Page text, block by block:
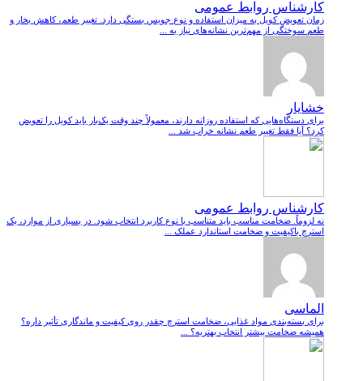
کارشناس روابط عمومی
زمان تعویض کویل به میزان استفاده و نوع جویس بستگی دارد. تغییر طعم، کاهش بخار و
طعم سوختگی از مهم‌ترین نشانه‌های نیاز به ...
خشایار
برای دستگاه‌هایی که استفاده روزانه دارند، معمولاً چند وقت یک‌بار باید کویل را تعویض
کرد؟ آیا فقط تغییر طعم نشانه خراب شد ...
کارشناس روابط عمومی
نه لزوماً. ضخامت مناسب باید متناسب با نوع کاربرد انتخاب شود. در بسیاری از موارد، یک
استرچ باکیفیت و ضخامت استاندارد عملک ...
الماسی
برای بسته‌بندی مواد غذایی، ضخامت استرچ چقدر روی کیفیت و ماندگاری تأثیر داره؟
همیشه ضخامت بیشتر انتخاب بهتریه؟ ...